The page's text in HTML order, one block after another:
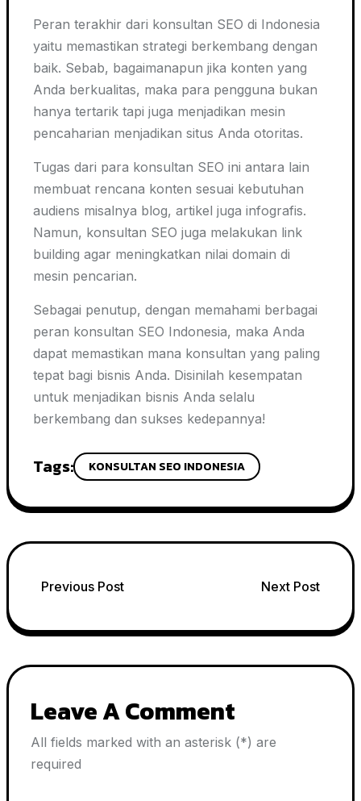
Peran terakhir dari konsultan SEO di Indonesia
yaitu memastikan strategi berkembang dengan
baik. Sebab, bagaimanapun jika konten yang
Anda berkualitas, maka para pengguna bukan
hanya tertarik tapi juga menjadikan mesin
pencaharian menjadikan situs Anda otoritas.
Tugas dari para konsultan SEO ini antara lain
membuat rencana konten sesuai kebutuhan
audiens misalnya blog, artikel juga infografis.
Namun, konsultan SEO juga melakukan link
building agar meningkatkan nilai domain di
mesin pencarian.
Sebagai penutup, dengan memahami berbagai
peran konsultan SEO Indonesia, maka Anda
dapat memastikan mana konsultan yang paling
tepat bagi bisnis Anda. Disinilah kesempatan
untuk menjadikan bisnis Anda selalu
berkembang dan sukses kedepannya!
Tags: KONSULTAN SEO INDONESIA
Post
navigation
Previous Post Next Post
Leave A Comment
All fields marked with an asterisk (*) are
required